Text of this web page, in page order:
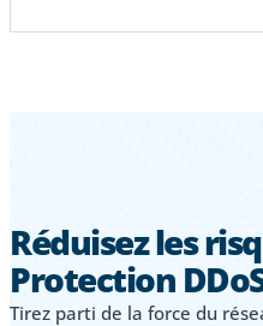
Réduisez les
Protection
Tirez parti de la force du